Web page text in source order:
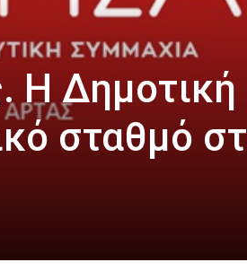
Η Δημοτική
σταθμό